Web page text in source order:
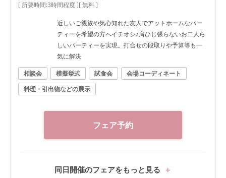
[ 所要時間:3時間程度][ 無料 ]
近しいご親族や気心知れた友人でアットホームなパー
ティーを希望の方へイチオシ♪肩ひじ張らないお二人ら
しいパーティーを実現。打合せの段取りや予算等も一
気に解決
相談会
模擬挙式 試食会
会場コーディネート
料理・引出物などの展示
フェア予約
同日開催のフェアをもっと見る